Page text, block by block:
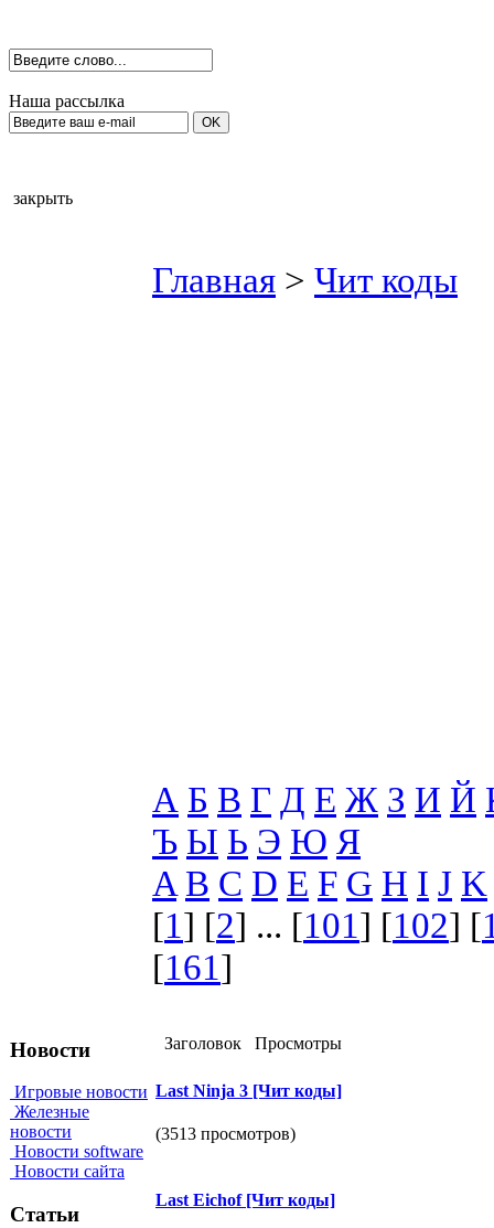
Наша рассылка
закрыть
Новости
Игровые новости
Железные
новости
Новости software
Новости сайта
Статьи
Главная > Чит коды
А Б В Г Д Е Ж З И Й
Ъ Ы Ь Э Ю Я
A B C D E F G H I J K
[1] [2] ... [101] [102] [
[161]
Заголовок Просмотры
Lаst Ninjа 3 [Чит коды]
(3513 просмотров)
Lаst Еiсhоf [Чит коды]